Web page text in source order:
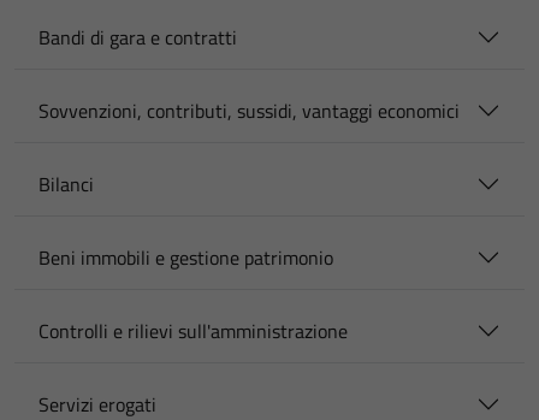
Bandi di gara e contratti
Sovvenzioni, contributi, sussidi, vantaggi economici
Bilanci
Beni immobili e gestione patrimonio
Controlli e rilievi sull'amministrazione
Servizi erogati